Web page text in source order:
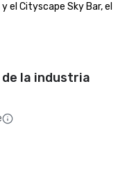
el Cityscape Sky Bar, el
la industria